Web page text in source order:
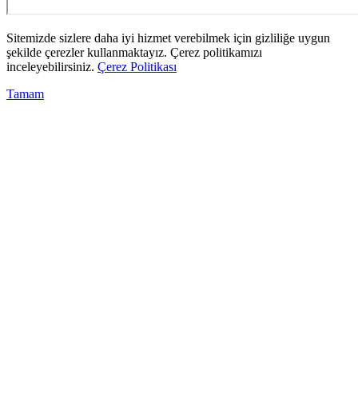
Sitemizde sizlere daha iyi hizmet verebilmek için gizliliğe uygun
şekilde çerezler kullanmaktayız. Çerez politikamızı
inceleyebilirsiniz. Çerez Politikası
Tamam